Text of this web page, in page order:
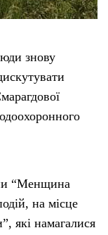
знову
“Менщина
на місце
які намагалися